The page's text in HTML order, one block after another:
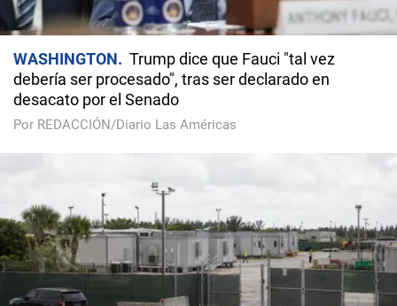
WASHINGTON
Trump dice que Fauci "tal vez
debería ser procesado", tras ser declarado en
desacato por el Senado
Por REDACCIÓN/Diario Las Américas